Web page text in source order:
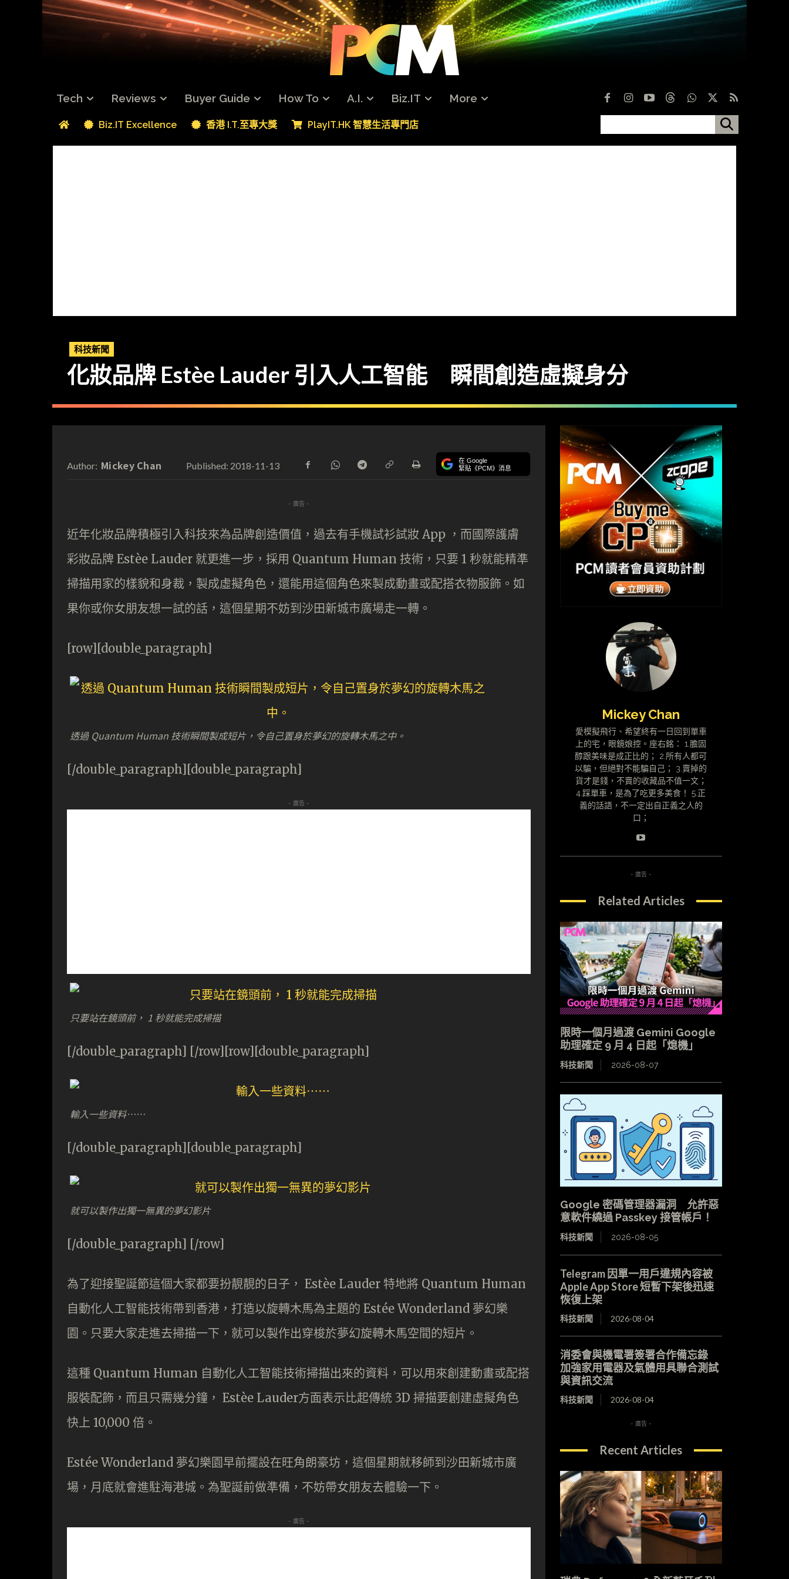
Tech Reviews Buyer Guide How To A.I. Biz.IT More
Biz.IT Excellence 香港 I.T.至專大獎 PlayIT.HK 智慧生活專門店
科技新聞
化妝品牌 Estèe Lauder 引入人工智能 瞬間創造虛擬身分
Author: Mickey Chan Published: 2018-11-13 在 Google
緊貼《PCM》消息
- 廣告 -
近年化妝品牌積極引入科技來為品牌創造價值，過去有手機試衫試妝 App ，而國際護膚
彩妝品牌 Estèe Lauder 就更進一步，採用 Quantum Human 技術，只要 1 秒就能精準
掃描用家的樣貌和身裁，製成虛擬角色，還能用這個角色來製成動畫或配搭衣物服飾。如
果你或你女朋友想一試的話，這個星期不妨到沙田新城市廣場走一轉。
[row][double_paragraph]
透過 Quantum Human 技術瞬間製成短片，令自己置身於夢幻的旋轉木馬之中。
[/double_paragraph][double_paragraph]
- 廣告 -
只要站在鏡頭前， 1 秒就能完成掃描
[/double_paragraph] [/row][row][double_paragraph]
輸入一些資料⋯⋯
[/double_paragraph][double_paragraph]
就可以製作出獨一無異的夢幻影片
[/double_paragraph] [/row]
為了迎接聖誕節這個大家都要扮靚靚的日子， Estèe Lauder 特地將 Quantum Human
自動化人工智能技術帶到香港，打造以旋轉木馬為主題的 Estée Wonderland 夢幻樂
園。只要大家走進去掃描一下，就可以製作出穿梭於夢幻旋轉木馬空間的短片。
這種 Quantum Human 自動化人工智能技術掃描出來的資料，可以用來創建動畫或配搭
服裝配飾，而且只需幾分鐘， Estèe Lauder方面表示比起傳統 3D 掃描要創建虛擬角色
快上 10,000 倍。
Estée Wonderland 夢幻樂園早前擺設在旺角朗豪坊，這個星期就移師到沙田新城市廣
場，月底就會進駐海港城。為聖誕前做準備，不妨帶女朋友去體驗一下。
- 廣告 -
Mickey Chan
愛模擬飛行、希望終有一日回到單車
上的宅，眼鏡娘控。座右銘： 1.膽固
醇跟美味是成正比的； 2.所有人都可
以騙，但絕對不能騙自己； 3.賣掉的
貨才是錢，不賣的收藏品不值一文；
4.踩單車，是為了吃更多美食！ 5.正
義的話語，不一定出自正義之人的
口；
- 廣告 -
Related Articles
限時一個月過渡 Gemini Google
助理確定 9 月 4 日起「熄機」
科技新聞 2026-08-07
Google 密碼管理器漏洞 允許惡
意軟件繞過 Passkey 接管帳戶！
科技新聞 2026-08-05
Telegram 因單一用戶違規內容被
Apple App Store 短暫下架後迅速
恢復上架
科技新聞 2026-08-04
消委會與機電署簽署合作備忘錄
加強家用電器及氣體用具聯合測試
與資訊交流
科技新聞 2026-08-04
- 廣告 -
Recent Articles